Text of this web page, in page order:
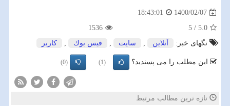
1400/02/07
18:43:01
5.0
/
5
1536
تگهای خبر:
آنلاین , سایت , فیس بوك , كاربر
این مطلب را می پسندید؟ (1)
(0)
تازه ترین مطالب مرتبط